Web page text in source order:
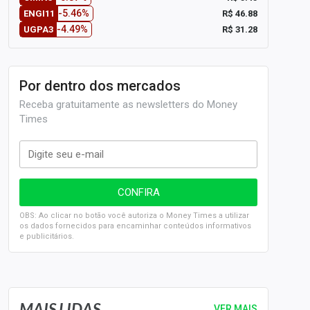
ENGI11 -5.46%
R$ 46.88
UGPA3 -4.49% R$ 31.28
Por dentro dos mercados
Receba gratuitamente as newsletters do Money
Times
OBS: Ao clicar no botão você autoriza o Money Times a utilizar
os dados fornecidos para encaminhar conteúdos informativos
e publicitários.
SELIC em 14%: A repercussão da decisão sobre os JUROS